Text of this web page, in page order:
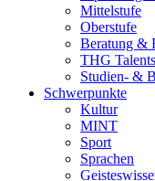
Mittelstufe
Oberstufe
Beratung &
THG
Studien- &
Schwerpunkte
Kultur
MINT
Sport
Sprachen